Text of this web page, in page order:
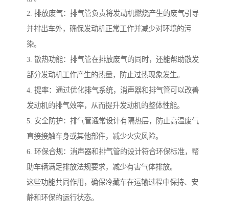
2. 排放废气：排气管负责将发动机燃烧产生的废气引导
并排出车外，确保发动机正常工作并减少对环境的污
染。
3. 散热功能：排气管在排放废气的同时，还能帮助散发
部分发动机工作产生的热量，防止过热现象发生。
4. 提率：通过优化排气系统，消声器和排气管可以改善
发动机的排气效率，从而提升发动机的整体性能。
5. 安全防护：排气管通常设计有隔热层，防止高温废气
直接接触车身或其他部件，减少火灾风险。
6. 环保合规：消声器和排气管的设计符合环保标准，帮
助车辆满足排放法规要求，减少有害气体排放。
这些功能共同作用，确保冷藏车在运输过程中保持、安
静和环保的运行状态。